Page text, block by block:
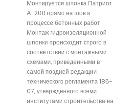
Монтируется шпонка Патриот
А-200 прямо на шов в
процессе бетонных работ.
Монтаж гидроизоляционной
шпонки происходит строго в
соответствии с монтажными
схемами, приведенными в
самой поздней редакции
технического регламента 186-
07, утвержденного всеми
институтами строительства на